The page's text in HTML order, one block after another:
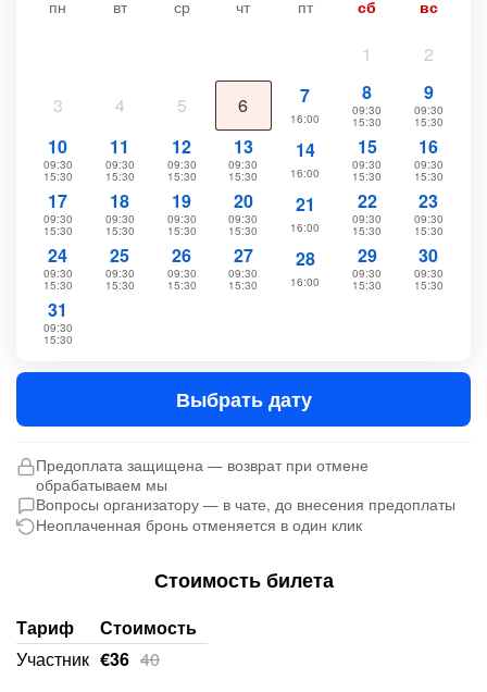
пн вт ср чт пт сб вс
1 2
3 4 5 6 7
16:00
8
09:30
15:30
9
09:30
15:30
10
09:30
15:30
11
09:30
15:30
12
09:30
15:30
13
09:30
15:30
14
16:00
15
09:30
15:30
16
09:30
15:30
17
09:30
15:30
18
09:30
15:30
19
09:30
15:30
20
09:30
15:30
21
16:00
22
09:30
15:30
23
09:30
15:30
24
09:30
15:30
25
09:30
15:30
26
09:30
15:30
27
09:30
15:30
28
16:00
29
09:30
15:30
30
09:30
15:30
31
09:30
15:30
Выбрать дату
Предоплата защищена — возврат при отмене
обрабатываем мы
Вопросы организатору — в чате, до внесения предоплаты
Неоплаченная бронь отменяется в один клик
Стоимость билета
Тариф
Стоимость
Участник €36